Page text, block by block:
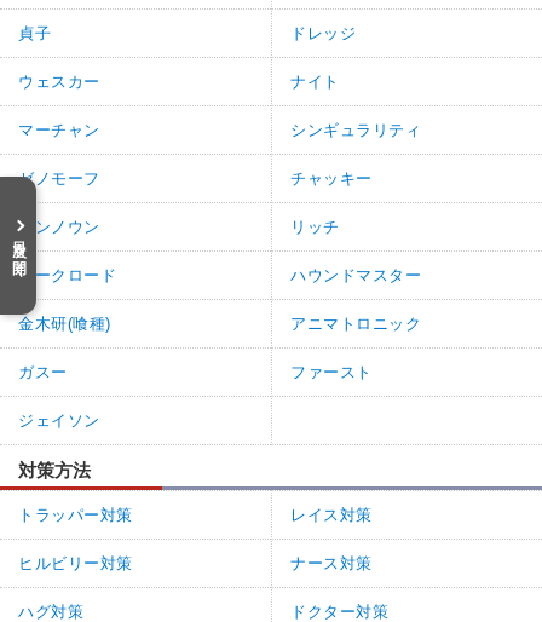
目次を開く
貞子 ドレッジ
ウェスカー ナイト
マーチャン シンギュラリティ
ゼノモーフ チャッキー
アンノウン リッチ
ダークロード ハウンドマスター
金木研(喰種) アニマトロニック
ガスー ファースト
ジェイソン
対策方法
トラッパー対策 レイス対策
ヒルビリー対策 ナース対策
ハグ対策 ドクター対策